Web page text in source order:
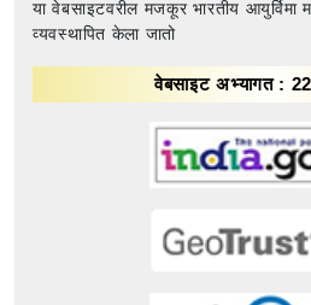
या वेबसाइटवरील मजकूर भारतीय आयुर्विमा
व्यवस्थापित केला जातो
वेबसाइट अभ्यागत :